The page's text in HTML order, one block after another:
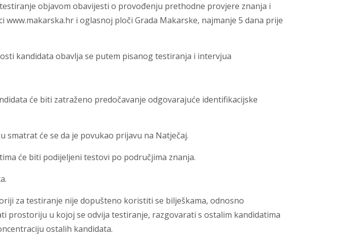
objavom obavijesti o provođenju prethodne provjere znanja i
i oglasnoj ploči Grada Makarske, najmanje 5 dana prije
kandidata obavlja se putem pisanog testiranja i intervjua
će biti zatraženo predočavanje odgovarajuće identifikacijske
smatrat će se da je povukao prijavu na Natječaj.
će biti podijeljeni testovi po područjima znanja.
za testiranje nije dopušteno koristiti se bilješkama, odnosno
prostoriju u kojoj se odvija testiranje, razgovarati s ostalim kandidatima
ostalih kandidata.